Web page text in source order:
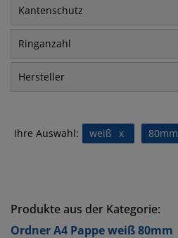
Kantenschutz
Ringanzahl
Hersteller
Ihre Auswahl: x
weiß 80mm
Produkte aus der Kategorie:
Ordner A4 Pappe weiß 80mm